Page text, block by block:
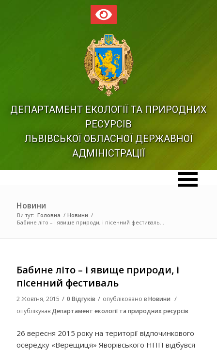
ДЕПАРТАМЕНТ ЕКОЛОГІЇ ТА ПРИРОДНИХ
РЕСУРСІВ
ЛЬВІВСЬКОЇ ОБЛАСНОЇ ДЕРЖАВНОЇ
АДМІНІСТРАЦІЇ
Новини
Ви тут: Головна / Новини /
Бабине літо – і явище природи, і пісенний фестиваль...
Бабине літо – і явище природи, і
пісенний фестиваль
2 Жовтня, 2015 / 0 Відгуків / опубліковано вНовини /
опублікувавДепартамент екології та природних ресурсів
26 вересня 2015 року на території відпочинкового
осередку «Верещиця» Яворівського НПП відбувся